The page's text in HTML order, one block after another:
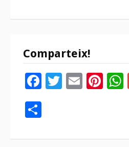
Comparteix!
Facebook
Twitter
Email